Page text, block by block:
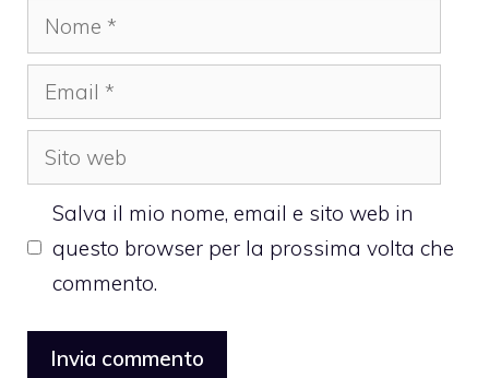
Nome
Email
Sito
web
Salva il mio nome, email e sito web in
questo browser per la prossima volta che
commento.